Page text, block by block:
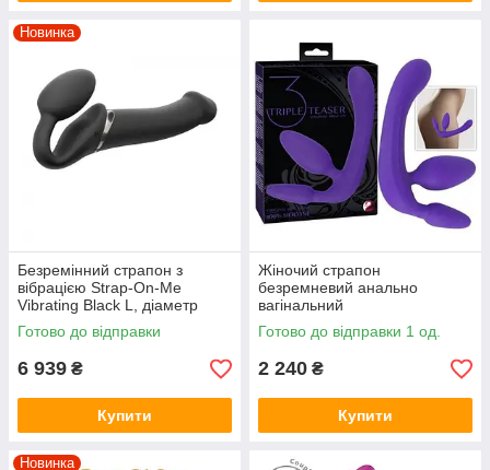
Новинка
Безремінний страпон з
вібрацією Strap-On-Me
Vibrating Black L, діаметр
3,7см, пульт ДК,
регульований
Готово до відправки
6 939 ₴
Купити
Жіночий страпон
безремневий анально
вагінальний
Готово до відправки 1 од.
2 240 ₴
Купити
Новинка